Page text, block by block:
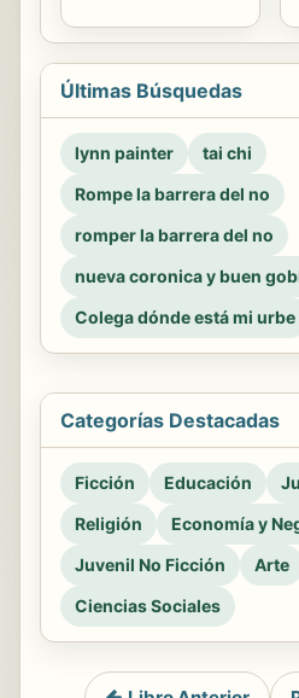
Últimas Búsquedas
lynn painter
tai chi
Rompe la barrera del no
romper la barrera del no
nueva coronica y buen
Colega dónde está mi urbe
Categorías Destacadas
Ficción Educación
Religión
Economía y
Juvenil No Ficción
Arte
Ciencias Sociales